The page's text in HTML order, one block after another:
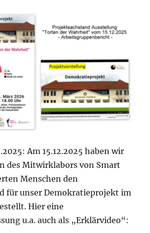
Am 15.12.2025 haben wir
des Mitwirklabors von Smart
Menschen den
für unser Demokratieprojekt im
Hier eine
u.a. auch als „Erklärvideo“: